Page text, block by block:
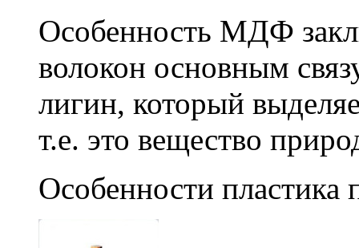
Особенность МДФ
волокон основным
лигин, который
т.е. это вещество
Особенности